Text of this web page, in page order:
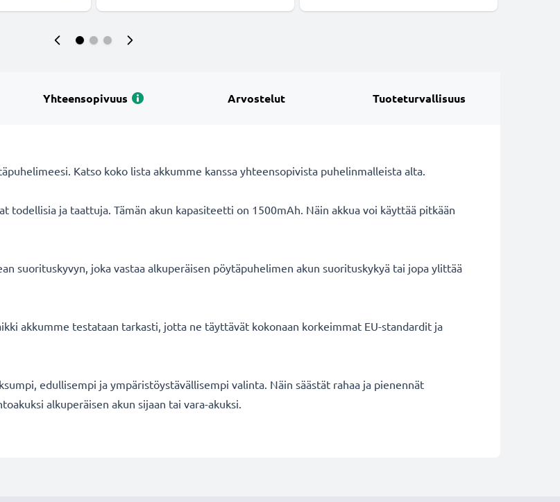
Yhteensopivuus Arvostelut Tuoteturvallisuus
Katso koko lista akkumme kanssa yhteensopivista puhelinmalleista alta.
ja taattuja. Tämän akun kapasiteetti on 1500mAh. Näin akkua voi käyttää pitkään
suorituskyvyn, joka vastaa alkuperäisen pöytäpuhelimen akun suorituskykyä tai jopa ylittää
akkumme testataan tarkasti, jotta ne täyttävät kokonaan korkeimmat EU-standardit ja
edullisempi ja ympäristöystävällisempi valinta. Näin säästät rahaa ja pienennät
alkuperäisen akun sijaan tai vara-akuksi.